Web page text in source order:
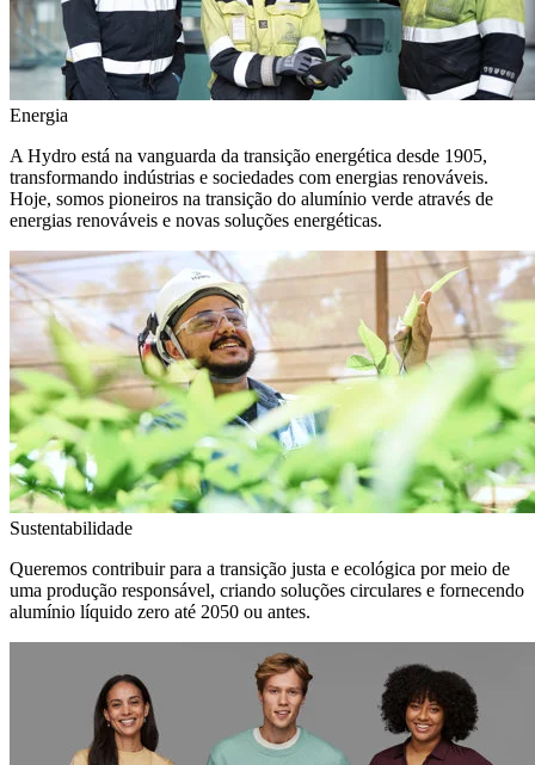
Energia
A Hydro está na vanguarda da transição energética desde 1905,
transformando indústrias e sociedades com energias renováveis.
Hoje, somos pioneiros na transição do alumínio verde através de
energias renováveis e novas soluções energéticas.
Sustentabilidade
Queremos contribuir para a transição justa e ecológica por meio de
uma produção responsável, criando soluções circulares e fornecendo
alumínio líquido zero até 2050 ou antes.